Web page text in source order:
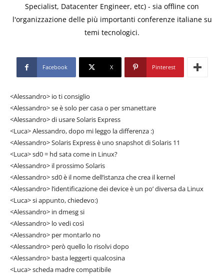
Specialist, Datacenter Engineer, etc) - sia offline con
l'organizzazione delle più importanti conferenze italiane su
temi tecnologici.
Facebook X Pinterest
<Alessandro> io ti consiglio
<Alessandro> se è solo per casa o per smanettare
<Alessandro> di usare Solaris Express
<Luca> Alessandro, dopo mi leggo la differenza :)
<Alessandro> Solaris Express è uno snapshot di Solaris 11
<Luca> sd0 = hd sata come in Linux?
<Alessandro> il prossimo Solaris
<Alessandro> sd0 è il nome dell’istanza che crea il kernel
<Alessandro> l’identificazione dei device è un po’ diversa da Linux
<Luca> si appunto, chiedevo:)
<Alessandro> in dmesg si
<Alessandro> lo vedi così
<Alessandro> per montarlo no
<Alessandro> però quello lo risolvi dopo
<Alessandro> basta leggerti qualcosina
<Luca> scheda madre compatibile